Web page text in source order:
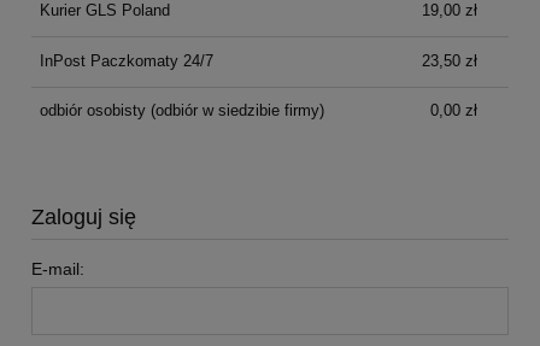
Kurier GLS Poland 19,00 zł
InPost Paczkomaty 24/7 23,50 zł
odbiór osobisty(odbiór w siedzibie firmy) 0,00 zł
Zaloguj się
E-mail: